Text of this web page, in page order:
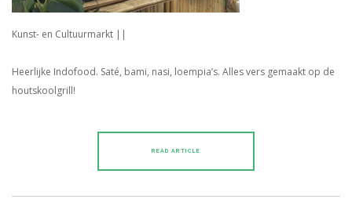
Kunst- en Cultuurmarkt ||
Heerlijke Indofood. Saté, bami, nasi, loempia’s. Alles vers gemaakt op de
houtskoolgrill!
READ ARTICLE